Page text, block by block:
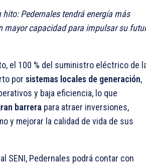
hito: Pedernales tendrá energía más
mayor capacidad para impulsar su
el 100 % del suministro eléctrico de
por sistemas locales de generación,
y baja eficiencia, lo que
barrera para atraer inversiones,
y mejorar la calidad de vida de sus
SENI, Pedernales podrá contar con